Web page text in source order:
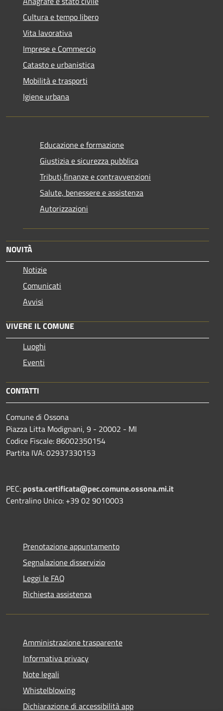
Cultura e tempo libero
Vita lavorativa
Imprese e Commercio
Catasto e urbanistica
Mobilità e trasporti
Igiene urbana
Educazione e formazione
Giustizia e sicurezza pubblica
Tributi,finanze e contravvenzioni
Salute, benessere e assistenza
Autorizzazioni
NOVITÀ
Notizie
Comunicati
Avvisi
VIVERE IL COMUNE
Luoghi
Eventi
CONTATTI
Comune di Ossona
Piazza Litta Modignani, 9 - 20002 - MI
Codice Fiscale: 86002350154
Partita IVA: 02937330153
PEC: posta.certificata@pec.comune.ossona.mi.it
Centralino Unico: +39 02 9010003
Prenotazione appuntamento
Segnalazione disservizio
Leggi le FAQ
Richiesta assistenza
Amministrazione trasparente
Informativa privacy
Note legali
Whistelblowing
Dichiarazione di accessibilità app